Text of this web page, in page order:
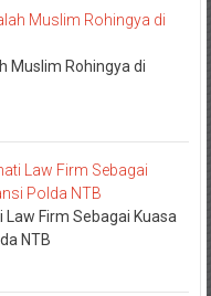
Muslim Rohingya di
Law Firm Sebagai Kuasa
NTB